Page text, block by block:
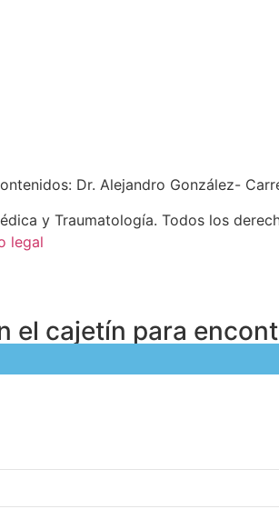
Dr. Alejandro González-
y Traumatología. Todos los
legal
el cajetín para